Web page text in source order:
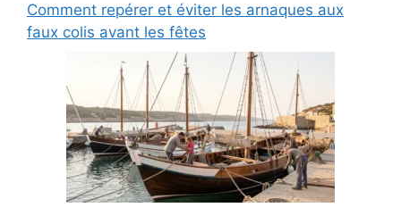
Comment repérer et éviter les arnaques aux
faux colis avant les fêtes